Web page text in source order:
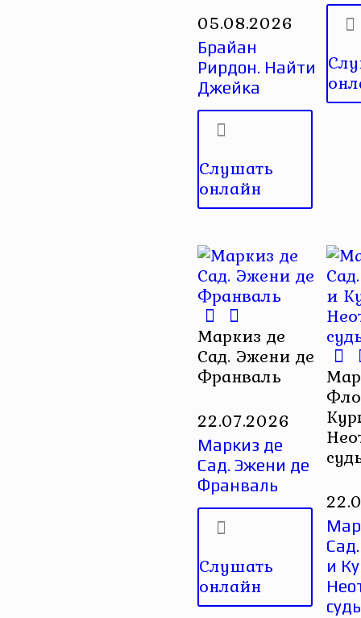
05.08.2026
Брайан
Рирдон. Найти
Джейка
Слушать
онлайн
Маркиз де
Сад. Эжени де
Франваль
22.07.2026
Маркиз де
Сад. Эжени де
Франваль
Слушать
онлайн
и